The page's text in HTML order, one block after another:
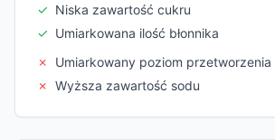
✓ Niska zawartość cukru
✓ Umiarkowana ilość błonnika
✗
Umiarkowany poziom przetworzenia
✗ Wyższa zawartość sodu